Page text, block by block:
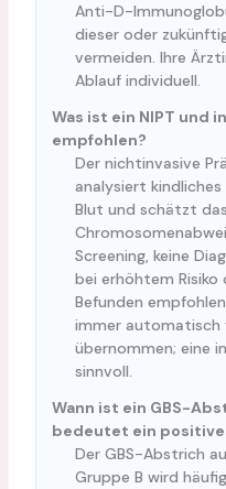
Anti-D-
dieser oder
vermeiden. Ihre
Ablauf individuell.
Was ist ein NIPT und
empfohlen?
Der nichtinvasive
analysiert
Blut und schätzt
Screening, keine
bei erhöhtem Risiko
Befunden
immer automatisch
übernommen; eine
sinnvoll.
Wann ist ein GBS-
bedeutet ein
Der GBS-Abstrich
Gruppe B wird